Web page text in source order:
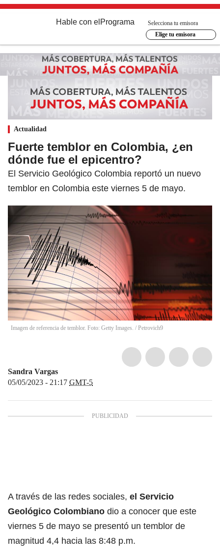
Hable con el Programa
Selecciona tu emisora
Elige tu emisora
Actualidad
Fuerte temblor en Colombia, ¿en
dónde fue el epicentro?
El Servicio Geológico Colombia reportó un nuevo
temblor en Colombia este viernes 5 de mayo.
Imagen de referencia de temblor. Foto: Getty Images. / Petrovich9
Sandra Vargas
05/05/2023 - 21:17 GMT-5
A través de las redes sociales, el Servicio
Geológico Colombiano dio a conocer que este
viernes 5 de mayo se presentó un temblor de
magnitud 4,4 hacia las 8:48 p.m.